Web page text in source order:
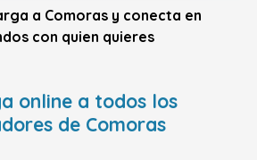
a Comoras y conecta en
con quien quieres
online a todos los
de Comoras